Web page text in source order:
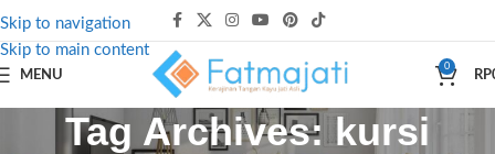
Skip to navigation
Skip to main content
MENU
0
RP
Tag Archives: kursi